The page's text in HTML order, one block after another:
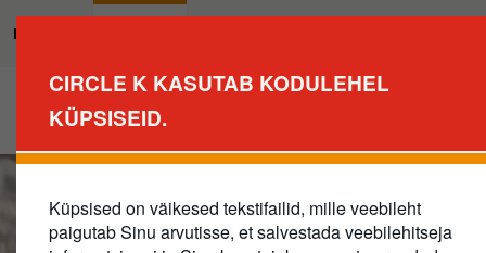
CIRCLE K KASUTAB KODULEHEL
KÜPSISEID.
Küpsised on väikesed tekstifailid, mille veebileht
paigutab Sinu arvutisse, et salvestada veebilehitseja
Liigu
edasi
juurde
Eraklient
Main